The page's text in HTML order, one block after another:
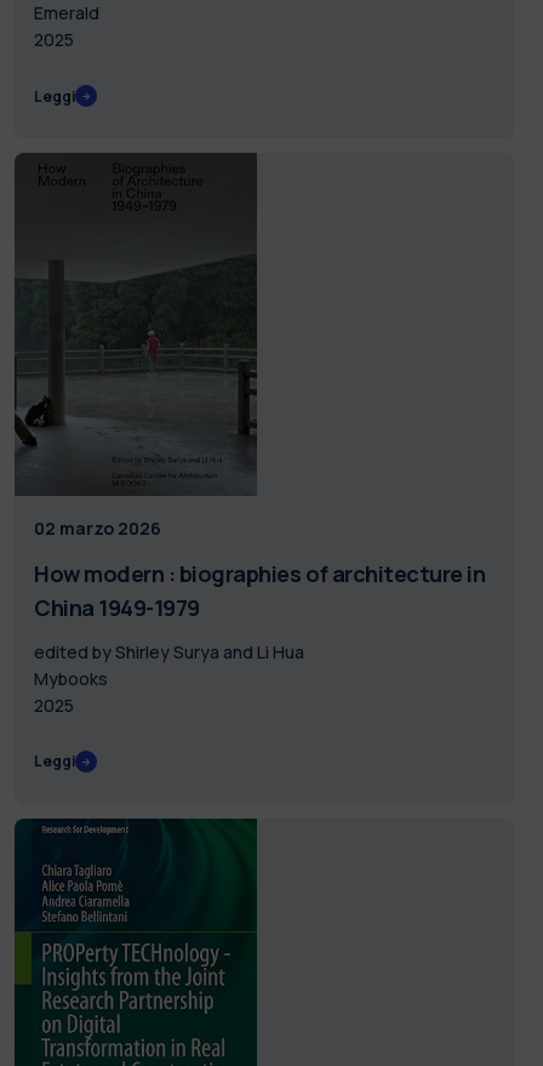
Emerald
2025
Leggi
02 marzo 2026
How modern : biographies of architecture in
China 1949-1979
edited by Shirley Surya and Li Hua
Mybooks
2025
Leggi